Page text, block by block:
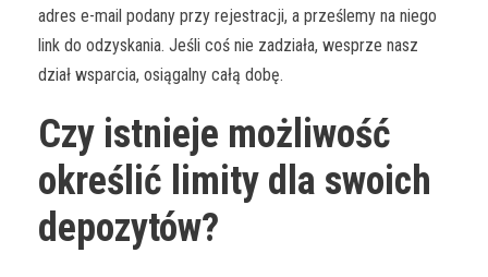
adres e-mail podany przy rejestracji, a prześlemy na niego
link do odzyskania. Jeśli coś nie zadziała, wesprze nasz
dział wsparcia, osiągalny całą dobę.
Czy istnieje możliwość
określić limity dla swoich
depozytów?